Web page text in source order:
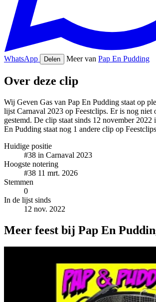
WhatsApp Delen Meer van Pap En Pudding
Over deze clip
Wij Geven Gas van Pap En Pudding staat op
lijst Carnaval 2023 op Feestclips. Er is nog niet
gestemd. De clip staat sinds 12 november 2022
En Pudding staat nog 1 andere clip op
Huidige positie
#38 in Carnaval 2023
Hoogste notering
#38 11 mrt. 2026
Stemmen
0
In de lijst sinds
12 nov. 2022
Meer feest bij Pap En